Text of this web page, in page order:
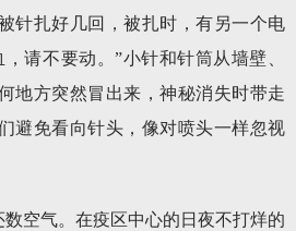
针扎好几回，被扎时，有另一个电
请不要动。”小针和针筒从墙壁、
地方突然冒出来，神秘消失时带走
避免看向针头，像对喷头一样忽视
空气。在疫区中心的日夜不打烊的